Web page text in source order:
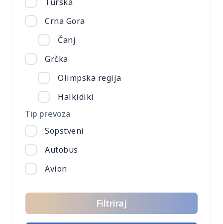
Crna Gora
Čanj
Grčka
Olimpska regija
Halkidiki
Tip prevoza
Sopstveni
Autobus
Avion